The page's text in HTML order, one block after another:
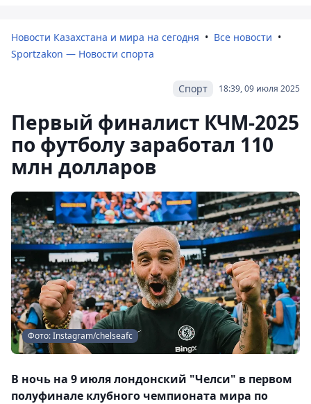
Новости Казахстана и мира на сегодня
Все новости
Sportzakon — Новости спорта
18:39, 09 июля 2025
Спорт
Первый финалист КЧМ-2025
по футболу заработал 110
млн долларов
Фото: Instagram/chelseafc
В ночь на 9 июля лондонский "Челси" в первом
полуфинале клубного чемпионата мира по